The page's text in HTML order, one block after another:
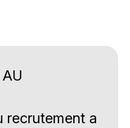
recrutement a